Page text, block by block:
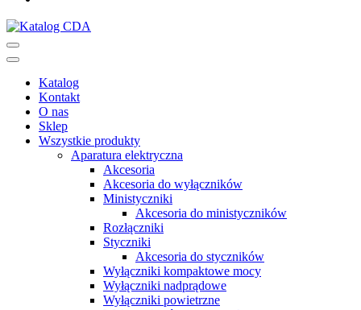
Katalog
Kontakt
O nas
Sklep
Wszystkie produkty
Aparatura elektryczna
Akcesoria
Akcesoria do wyłączników
Ministyczniki
Akcesoria do ministyczników
Rozłączniki
Styczniki
Akcesoria do styczników
Wyłączniki kompaktowe mocy
Wyłączniki nadprądowe
Wyłączniki powietrzne